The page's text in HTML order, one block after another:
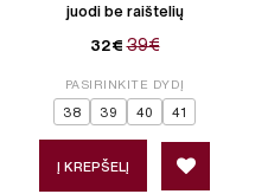
juodi be raištelių
32€ 39€
PASIRINKITE DYDĮ
38 39 40 41
Į KREPŠELĮ